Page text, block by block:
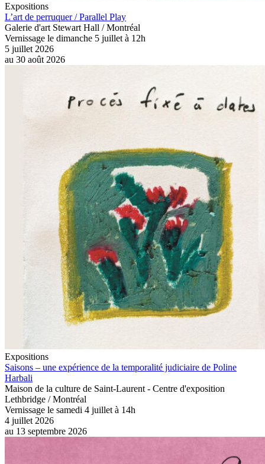
Expositions
L’art de perruquer / Parallel Play
Galerie d'art Stewart Hall / Montréal
Vernissage le dimanche 5 juillet à 12h
5 juillet 2026
au 30 août 2026
Expositions
Saisons – une expérience de la temporalité judiciaire de Poline
Harbali
Maison de la culture de Saint-Laurent - Centre d'exposition
Lethbridge / Montréal
Vernissage le samedi 4 juillet à 14h
4 juillet 2026
au 13 septembre 2026